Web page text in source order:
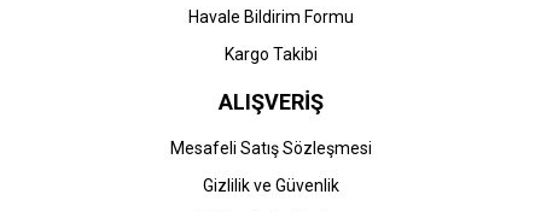
Havale Bildirim Formu
Kargo Takibi
ALIŞVERİŞ
Mesafeli Satış Sözleşmesi
Gizlilik ve Güvenlik